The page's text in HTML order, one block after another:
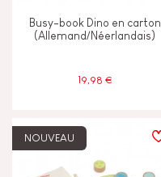
Busy-book Dino en carton
(Allemand/Néerlandais)
19,98 €
NOUVEAU